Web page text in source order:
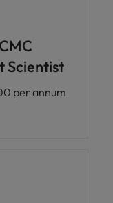
Scientist
per annum